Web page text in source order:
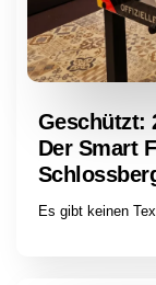
Geschützt:
Der Smart
Es gibt keinen